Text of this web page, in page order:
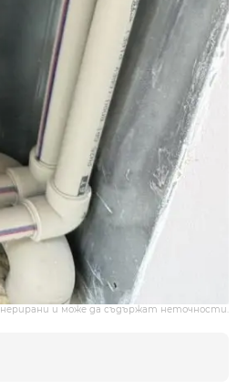
и може да съдържат неточности.